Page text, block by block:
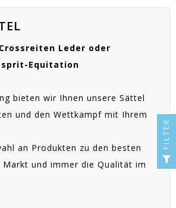
Leder oder
Equitation
bieten wir Ihnen unsere Sättel
und den Wettkampf mit Ihrem
an Produkten zu den besten
Markt und immer die Qualität im
FILTER